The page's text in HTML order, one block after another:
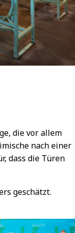
die vor allem
nach einer
dass die Türen
geschätzt.